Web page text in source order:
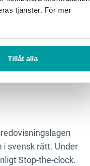
tjänster. För mer
Tillåt alla
annat en
den 29 september,
med
i svensk rätt. Under
Stop-the-clock.